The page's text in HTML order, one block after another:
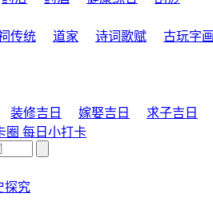
传统 道家 诗词歌赋 古玩字画
装修吉日 嫁娶吉日
求子吉日
圈 每日小打卡
探究